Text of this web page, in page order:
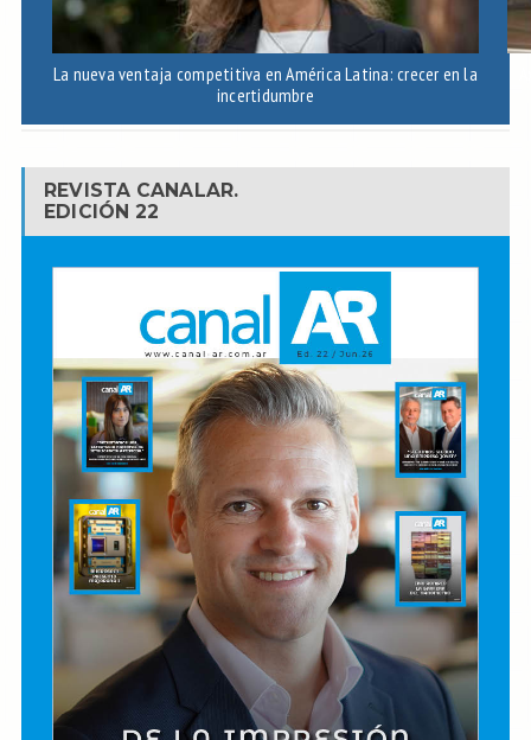
La nueva ventaja competitiva en América Latina: crecer en la
incertidumbre
REVISTA CANALAR.
EDICIÓN 22